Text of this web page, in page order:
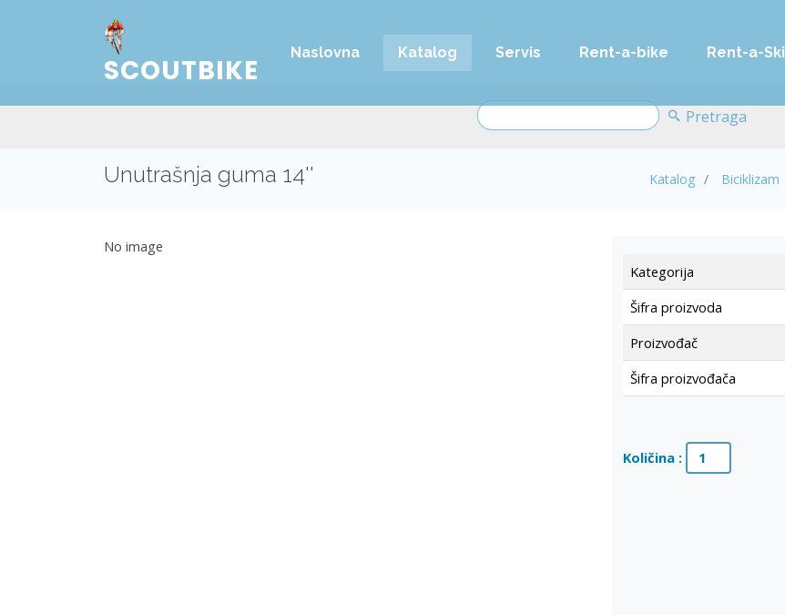
SCOUTBIKE
Naslovna Katalog Servis Rent-a-bike Rent-a-Ski
Pretraga
Unutrašnja guma 14'' Katalog Biciklizam
No image
Kategorija
Šifra proizvoda
Proizvođač
Šifra proizvođača
Količina :